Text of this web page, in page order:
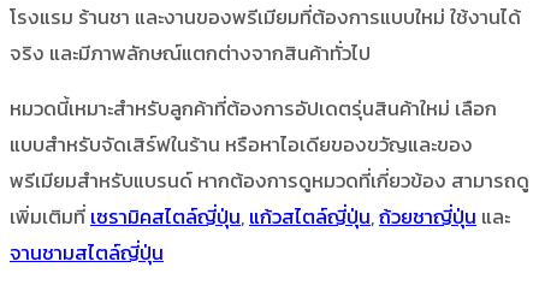
โรงแรม ร้านชา และงานของพรีเมียมที่ต้องการแบบใหม่ ใช้งานได้
จริง และมีภาพลักษณ์แตกต่างจากสินค้าทั่วไป
หมวดนี้เหมาะสำหรับลูกค้าที่ต้องการอัปเดตรุ่นสินค้าใหม่ เลือก
แบบสำหรับจัดเสิร์ฟในร้าน หรือหาไอเดียของขวัญและของ
พรีเมียมสำหรับแบรนด์ หากต้องการดูหมวดที่เกี่ยวข้อง สามารถดู
เพิ่มเติมที่เซรามิคสไตล์ญี่ปุ่น,แก้วสไตล์ญี่ปุ่น,ถ้วยชาญี่ปุ่น และ
จานชามสไตล์ญี่ปุ่น